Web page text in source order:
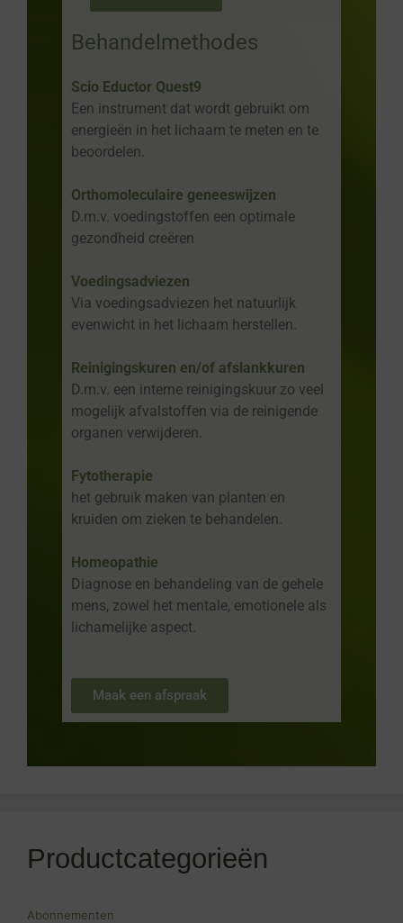
Behandelmethodes
Scio Eductor Quest9
Een instrument dat wordt gebruikt om
energieën in het lichaam te meten en te
beoordelen.
Orthomoleculaire geneeswijzen
D.m.v. voedingstoffen een optimale
gezondheid creëren
Voedingsadviezen
Via voedingsadviezen het natuurlijk
evenwicht in het lichaam herstellen.
Reinigingskuren en/of afslankkuren
D.m.v. een interne reinigingskuur zo veel
mogelijk afvalstoffen via de reinigende
organen verwijderen.
Fytotherapie
het gebruik maken van planten en
kruiden om zieken te behandelen.
Homeopathie
Diagnose en behandeling van de gehele
mens, zowel het mentale, emotionele als
lichamelijke aspect.
Maak een afspraak
Productcategorieën
Abonnementen